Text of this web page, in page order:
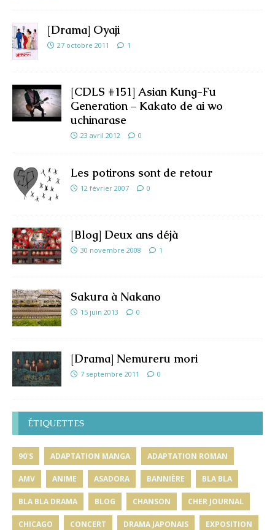
[Drama] Oyaji
27 octobre 2011 1
[CDLS #151] Asian Kung-Fu
Generation – Kakato de ai wo
uchinarase
23 avril 2012 0
Les potirons sont de retour
12 février 2007 0
[Blog] Deux ans déjà
30 novembre 2008 1
Sakura à Nakano
15 juin 2013 0
[Drama] Nemureru mori
7 septembre 2011 0
ÉTIQUETTES
90'S ADAPTATION MANGA ADAPTATION ROMAN
AMV ANIME ASADORA BANNIÈRE BLA BLA
BLA BLA DRAMA BLOG CHANSON CHER JOURNAL
CHICAGO CONCERT DRAMA JAPONAIS EXPOSITION